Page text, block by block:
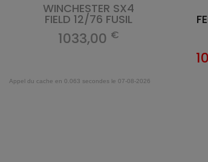
WINCHESTER SX4
FIELD 12/76 FUSIL
1033,00 €
Appel du cache en 0.063 secondes le 07-08-2026